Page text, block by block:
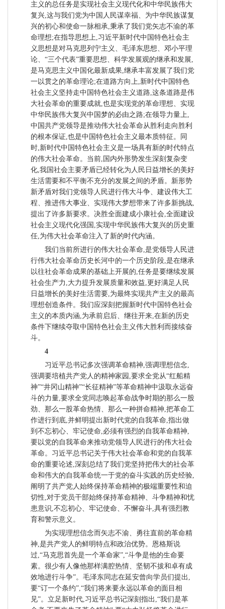
主义的总任务是实现社会主义现代化和中华民族伟大
复兴,这与我们党为中国人民谋幸福、为中华民族谋复
兴的初心和使命一脉相承,秉承了我们党矢志不渝的革
命理想;在指导思想上,习近平新时代中国特色社会主
义思想是对马克思列宁主义、毛泽东思想、邓小平理
论、“三个代表”重要思想、科学发展观的继承和发展,
是马克思主义中国化最新成果,继承丰富发展了我们党
一以贯之的革命理论;在道路方向上,新时代中国特色
社会主义坚持走中国特色社会主义道路,这条道路是伟
大社会革命的重要成就,也是实现党的革命理想、实现
中华民族伟大复兴中国梦的必由之路;在领导力量上,
中国共产党领导是推动伟大社会革命从胜利走向胜利
的根本保证,也是中国特色社会主义最本质特征。同
时,新时代中国特色社会主义是一场具有新的时代特点
的伟大社会革命。当前,国内外形势发生深刻复杂变
化,我国社会主要矛盾已经转化为人民日益增长的美好
生活需要和不平衡不充分的发展之间的矛盾。新形势
新矛盾对我们党领导人民进行伟大斗争、建设伟大工
程、推进伟大事业、实现伟大梦想带来了许多新挑战,
提出了许多新要求。决胜全面建成小康社会,全面建设
社会主义现代化强国,实现中华民族伟大复兴的历史重
任,为伟大社会革命注入了新的时代内涵。
我们当前所进行的伟大社会革命,是党领导人民进
行伟大社会革命历史长河中的一个历史阶段,是在继承
以往社会革命成果的基础上开展的,任务是要继续发展
社会生产力,大力提升发展质量和效益,更好满足人民
日益增长的美好生活需要,为最终实现共产主义的最高
理想创造条件。我们应深刻把握新时代中国特色社会
主义的本质内涵,为承前启后、继往开来,在新的历史
条件下继续夺取中国特色社会主义伟大胜利而接续奋
斗。
4
习近平总书记多次强调革命精神,强调理想信念,
强调要培植共产党人的精神家园,要求全党从“红船精
神”“井冈山精神”“长征精神”等革命精神中汲取永远奋
斗的力量,要求全党同志唤起革命战争时期的那么一股
劲、那么一股革命热情、那么一种拼命精神,把革命工
作进行到底,并鲜明提出新时代党的自我革命,指出做
到不忘初心、牢记使命,必须有强烈的自我革命精神,
要以党的自我革命来推动党领导人民进行的伟大社会
革命。习近平总书记关于伟大社会革命和党的自我革
命的重要论述,深刻总结了我们党坚持把伟大的社会革
命和伟大的自我革命统一于党的奋斗实践的历史经验,
阐明了共产党人始终保持革命精神的极端重要性和迫
切性,对于党员干部始终保持革命精神、斗争精神和忧
患意识,不忘初心、牢记使命、不懈奋斗,具有强烈教
育和警示意义。
为实现理想信念而矢志不渝、勇往直前的革命精
神,是共产党人的鲜明特点和政治优势。恩格斯说
过,“马克思首先是一个革命家”,“斗争是他的生命要
素。很少有人像他那样满腔热情、坚韧不拔和卓有成
效地进行斗争”。毛泽东同志在延安曾向学员们提出,
要“订一个条约”,“我们将来要永远以革命的面目相
见”。立足新时代,习近平总书记深刻指出,“我们是革